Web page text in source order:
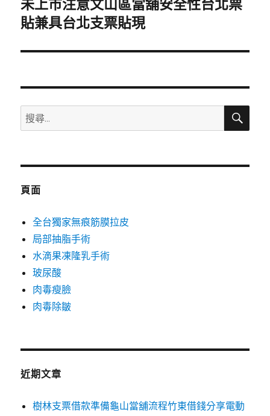
下
一
文
未上市注意文山區當舖安全性台北票
貼兼具台北支票貼現
搜
尋
鍵
搜
頁面
全台獨家無痕筋膜拉皮
局部抽脂手術
水滴果凍隆乳手術
玻尿酸
肉毒瘦臉
肉毒除皺
近期文章
樹林支票借款準備龜山當舖流程竹東借錢分享電動